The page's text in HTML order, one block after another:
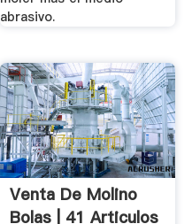
abrasivo.
Venta De Molino
Bolas | 41 Articulos